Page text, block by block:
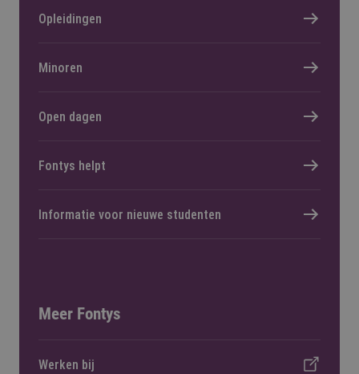
Opleidingen
Minoren
Open dagen
Fontys helpt
Informatie voor nieuwe studenten
Meer Fontys
Werken bij